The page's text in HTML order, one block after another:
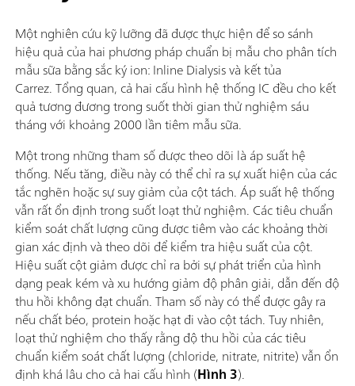
Một nghiên cứu kỹ lưỡng đã được thực hiện để so sánh
hiệu quả của hai phương pháp chuẩn bị mẫu cho phân tích
mẫu sữa bằng sắc ký ion: Inline Dialysis và kết tủa
Carrez. Tổng quan, cả hai cấu hình hệ thống IC đều cho kết
quả tương đương trong suốt thời gian thử nghiệm sáu
tháng với khoảng 2000 lần tiêm mẫu sữa.
Một trong những tham số được theo dõi là áp suất hệ
thống. Nếu tăng, điều này có thể chỉ ra sự xuất hiện của các
tắc nghẽn hoặc sự suy giảm của cột tách. Áp suất hệ thống
vẫn rất ổn định trong suốt loạt thử nghiệm. Các tiêu chuẩn
kiểm soát chất lượng cũng được tiêm vào các khoảng thời
gian xác định và theo dõi để kiểm tra hiệu suất của cột.
Hiệu suất cột giảm được chỉ ra bởi sự phát triển của hình
dạng peak kém và xu hướng giảm độ phân giải, dẫn đến độ
thu hồi không đạt chuẩn. Tham số này có thể được gây ra
nếu chất béo, protein hoặc hạt đi vào cột tách. Tuy nhiên,
loạt thử nghiệm cho thấy rằng độ thu hồi của các tiêu
chuẩn kiểm soát chất lượng (chloride, nitrate, nitrite) vẫn ổn
định khá lâu cho cả hai cấu hình (Hình 3).